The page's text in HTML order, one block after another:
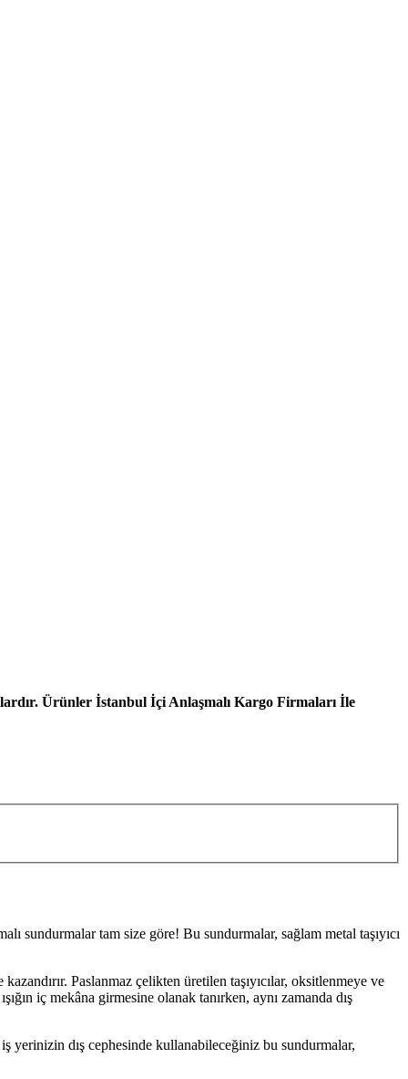
Ürünler İstanbul İçi Anlaşmalı Kargo Firmaları İle
sundurmalar tam size göre! Bu sundurmalar, sağlam metal taşıyıcı
Paslanmaz çelikten üretilen taşıyıcılar, oksitlenmeye ve
iç mekâna girmesine olanak tanırken, aynı zamanda dış
yerinizin dış cephesinde kullanabileceğiniz bu sundurmalar,